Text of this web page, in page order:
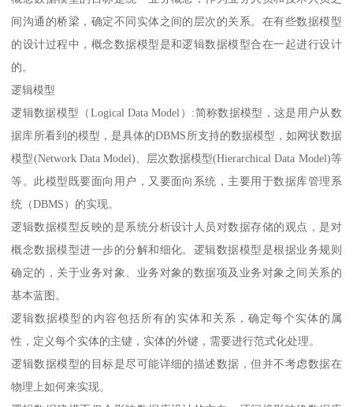
间沟通的桥梁，确定不同实体之间的层次的关系。在有些数据模型
的设计过程中，概念数据模型是和逻辑数据模型合在一起进行设计
的。
逻辑模型
逻辑数据模型（Logical Data Model）:简称数据模型，这是用户从数
据库所看到的模型，是具体的DBMS所支持的数据模型，如网状数据
模型(Network Data Model)、层次数据模型(Hierarchical Data Model)等
等。此模型既要面向用户，又要面向系统，主要用于数据库管理系
统（DBMS）的实现。
逻辑数据模型反映的是系统分析设计人员对数据存储的观点，是对
概念数据模型进一步的分解和细化。逻辑数据模型是根据业务规则
确定的，关于业务对象、业务对象的数据项及业务对象之间关系的
基本蓝图。
逻辑数据模型的内容包括所有的实体和关系，确定每个实体的属
性，定义每个实体的主键，实体的外键，需要进行范式化处理。
逻辑数据模型的目标是尽可能详细的描述数据，但并不考虑数据在
物理上如何来实现。